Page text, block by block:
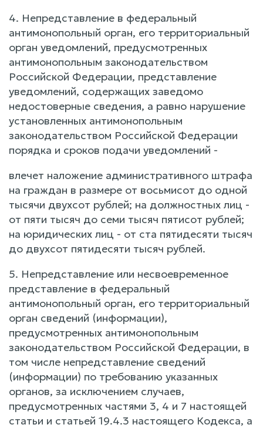
4. Непредставление в федеральный
антимонопольный орган, его территориальный
орган уведомлений, предусмотренных
антимонопольным законодательством
Российской Федерации, представление
уведомлений, содержащих заведомо
недостоверные сведения, а равно нарушение
установленных антимонопольным
законодательством Российской Федерации
порядка и сроков подачи уведомлений -
влечет наложение административного штрафа
на граждан в размере от восьмисот до одной
тысячи двухсот рублей; на должностных лиц -
от пяти тысяч до семи тысяч пятисот рублей;
на юридических лиц - от ста пятидесяти тысяч
до двухсот пятидесяти тысяч рублей.
5. Непредставление или несвоевременное
представление в федеральный
антимонопольный орган, его территориальный
орган сведений (информации),
предусмотренных антимонопольным
законодательством Российской Федерации, в
том числе непредставление сведений
(информации) по требованию указанных
органов, за исключением случаев,
предусмотренных частями 3, 4 и 7 настоящей
статьи и статьей 19.4.3 настоящего Кодекса, а